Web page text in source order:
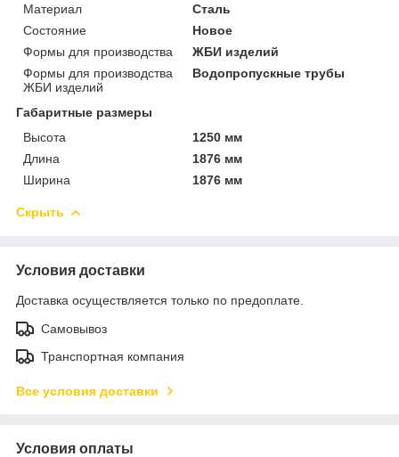
Материал
Сталь
Состояние
Новое
Формы для производства
ЖБИ изделий
Формы для производства
ЖБИ изделий
Водопропускные трубы
Габаритные размеры
Высота
1250 мм
Длина
1876 мм
Ширина
1876 мм
Скрыть
Условия доставки
Доставка осуществляется только по предоплате.
Самовывоз
Транспортная компания
Все условия доставки
Условия оплаты